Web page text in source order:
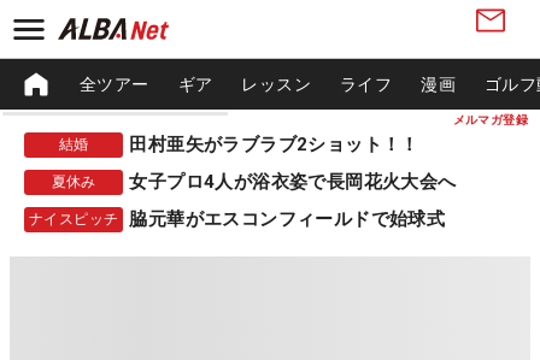
メルマガ登録
全ツアー ギア レッスン ライフ 漫画 ゴル
結婚 田村亜矢がラブラブ2ショット！！
夏休み 女子プロ4人が浴衣姿で長岡花火大会へ
ナイスピッチ 脇元華がエスコンフィールドで始球式